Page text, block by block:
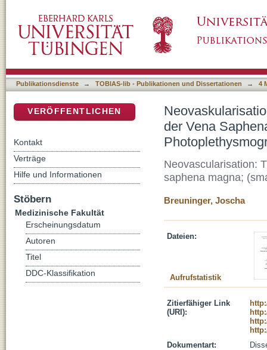
Neubewertung der Digitalen
Publikationsdienste → TOBIAS-lib - Publikationen und Dissertationen → 4
der Vena
Neovascularisation:
saphena magna;
Breuninger, Joscha
Dateien:
Aufrufstatistik
Zitierfähiger Link
(URI):
Dokumentart:
VERÖFFENTLICHEN
Kontakt
Verträge
Hilfe und Informationen
Stöbern
Medizinische Fakultät
Erscheinungsdatum
Autoren
Titel
DDC-Klassifikation